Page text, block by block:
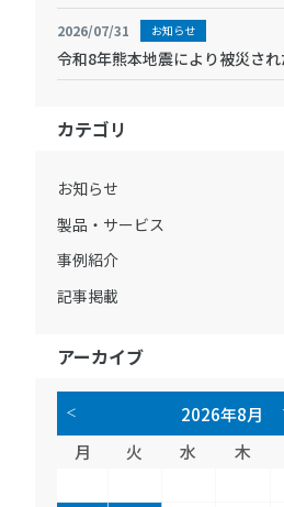
2026/07/31 お知らせ
令和8年熊本地震により被災さ
カテゴリ
お知らせ
製品・サービス
事例紹介
記事掲載
アーカイブ
月 火 水 木